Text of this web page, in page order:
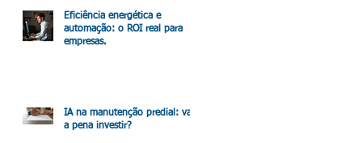
Eficiência energética e
automação: o ROI real para
empresas.
IA na manutenção predial: vale
a pena investir?